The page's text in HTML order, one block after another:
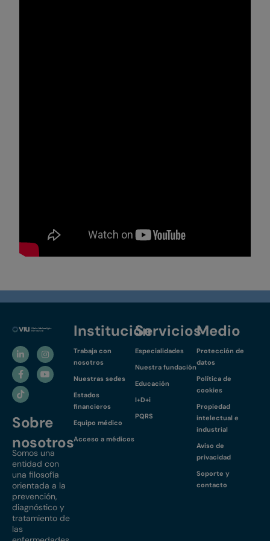
Sobre
nosotros
Somos una
entidad con
una filosofía
orientada a la
prevención,
diagnóstico y
tratamiento de
las
Institución
Trabaja con
nosotros
Nuestras sedes
Estados
financieros
Equipo médico
Acceso a médicos
Servicios
Especialidades
Nuestra fundación
Educación
I+D+i
PQRS
Medio
Protección de
datos
Política de
cookies
Propiedad
intelectual e
industrial
Aviso de
privacidad
Soporte y
contacto